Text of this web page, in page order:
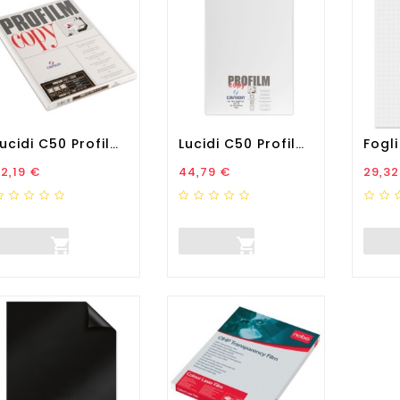
Lucidi C50 Profilm Copy Per...
€

Lucidi C50 Profilm Copy Per...
Prezzo
44,79 €
